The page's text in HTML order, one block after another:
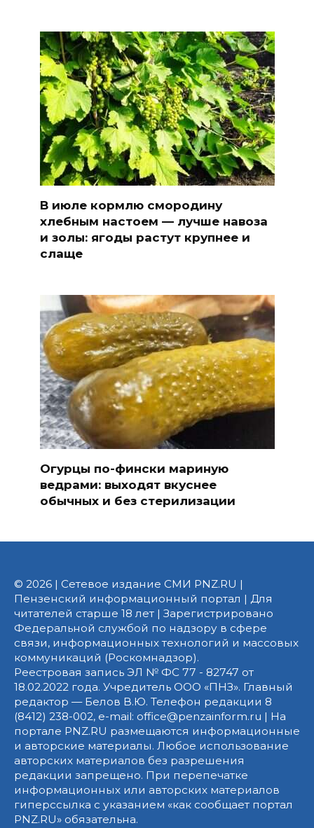
В июле кормлю смородину
хлебным настоем — лучше навоза
и золы: ягоды растут крупнее и
слаще
Огурцы по-фински мариную
ведрами: выходят вкуснее
обычных и без стерилизации
© 2026 | Сетевое издание СМИ PNZ.RU |
Пензенский информационный портал | Для
читателей старше 18 лет | Зарегистрировано
Федеральной службой по надзору в сфере
связи, информационных технологий и массовых
коммуникаций (Роскомнадзор).
Реестровая запись ЭЛ № ФС 77 - 82747 от
18.02.2022 года. Учредитель ООО «ПНЗ». Главный
редактор — Белов В.Ю. Телефон редакции 8
(8412) 238-002, e-mail: office@penzainform.ru | На
портале PNZ.RU размещаются информационные
и авторские материалы. Любое использование
авторских материалов без разрешения
редакции запрещено. При перепечатке
информационных или авторских материалов
гиперссылка с указанием «как сообщает портал
PNZ.RU» обязательна.